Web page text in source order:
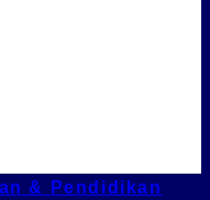
& Pendidikan